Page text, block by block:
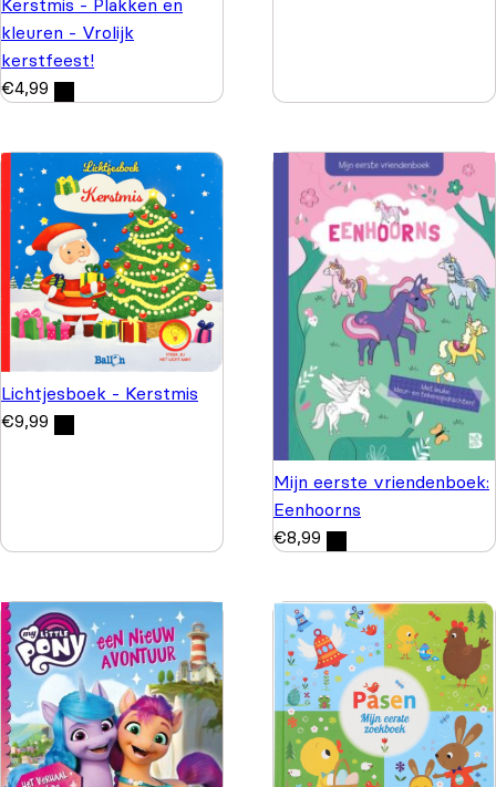
Kerstmis - Plakken en
kleuren - Vrolijk
kerstfeest!
€4,99
Lichtjesboek - Kerstmis
€9,99
Mijn eerste vriendenboek:
Eenhoorns
€8,99